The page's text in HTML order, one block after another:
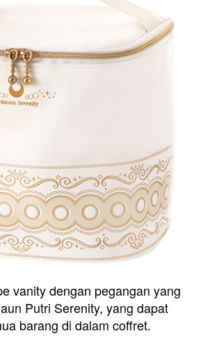
vanity dengan pegangan yang
Putri Serenity, yang dapat
barang di dalam coffret.